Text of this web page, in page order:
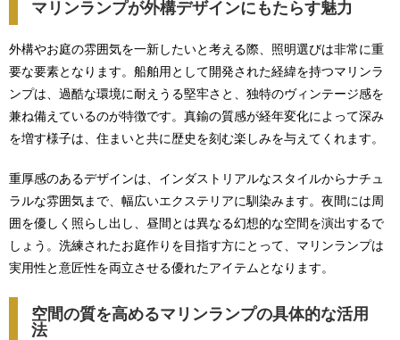
マリンランプが外構デザインにもたらす魅力
外構やお庭の雰囲気を一新したいと考える際、照明選びは非常に重
要な要素となります。船舶用として開発された経緯を持つマリンラ
ンプは、過酷な環境に耐えうる堅牢さと、独特のヴィンテージ感を
兼ね備えているのが特徴です。真鍮の質感が経年変化によって深み
を増す様子は、住まいと共に歴史を刻む楽しみを与えてくれます。
重厚感のあるデザインは、インダストリアルなスタイルからナチュ
ラルな雰囲気まで、幅広いエクステリアに馴染みます。夜間には周
囲を優しく照らし出し、昼間とは異なる幻想的な空間を演出するで
しょう。洗練されたお庭作りを目指す方にとって、マリンランプは
実用性と意匠性を両立させる優れたアイテムとなります。
空間の質を高めるマリンランプの具体的な活用
法